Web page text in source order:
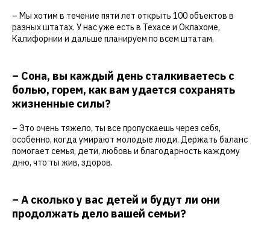
– Мы хотим в течение пяти лет открыть 100 объектов в
разных штатах. У нас уже есть в Техасе и Оклахоме,
Калифорнии и дальше планируем по всем штатам.
– Сона, вы каждый день сталкиваетесь с
болью, горем, как вам удается сохранять
жизненные силы?
– Это очень тяжело, ты все пропускаешь через себя,
особенно, когда умирают молодые люди. Держать баланс
помогает семья, дети, любовь и благодарность каждому
дню, что ты жив, здоров.
– А сколько у вас детей и будут ли они
продолжать дело вашей семьи?